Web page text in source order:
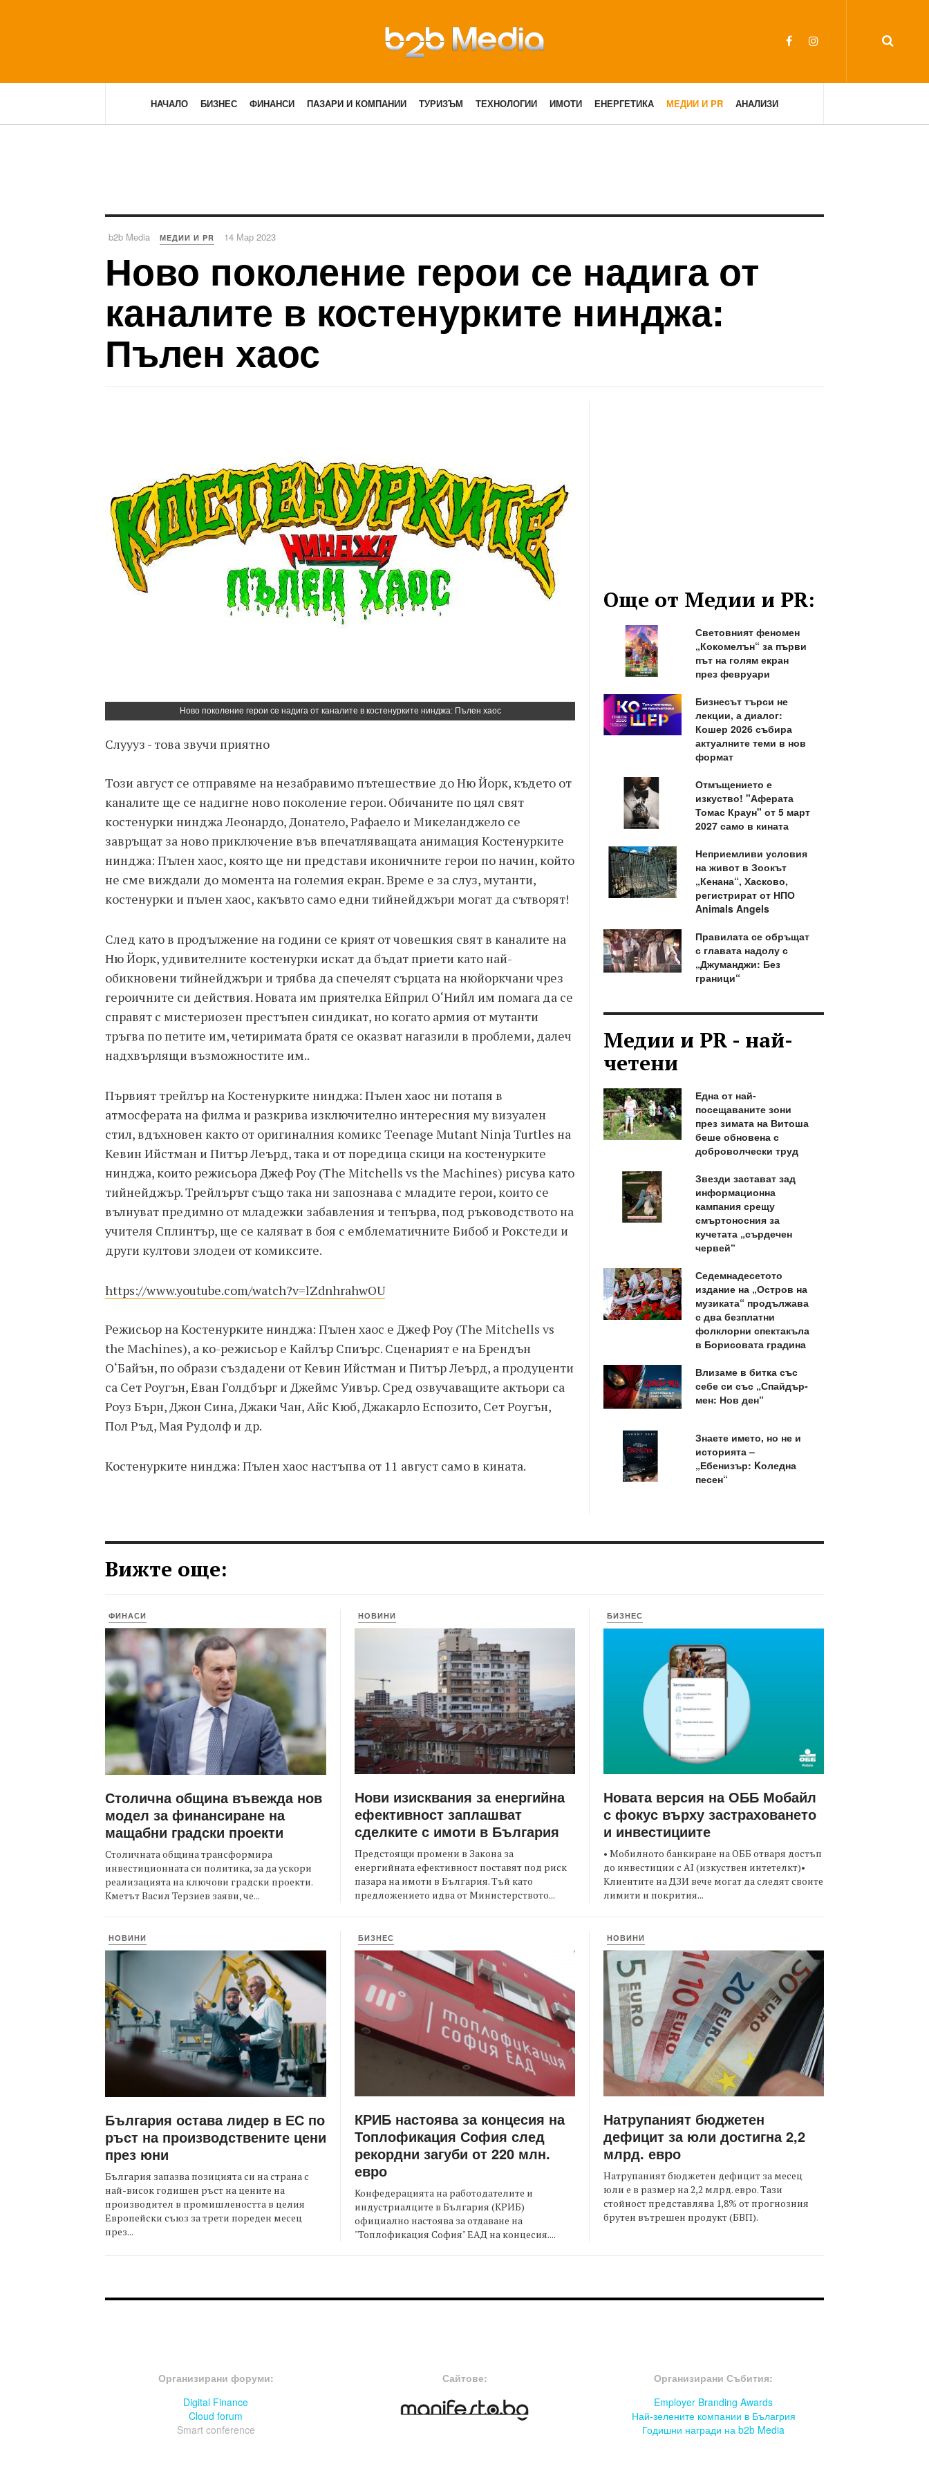
НАЧАЛО БИЗНЕС ФИНАНСИ ПАЗАРИ И КОМПАНИИ ТУРИЗЪМ ТЕХНОЛОГИИ ИМОТИ ЕНЕРГЕТИКА МЕДИИ И PR АНАЛИЗИ
b2b Media МЕДИИ И PR 14 Мар 2023
Ново поколение герои се надига от
каналите в костенурките нинджа:
Пълен хаос
Ново поколение герои се надига от каналите в костенурките нинджа: Пълен хаос
Слуууз - това звучи приятно
Този август се отправяме на незабравимо пътешествие до Ню Йорк, където от
каналите ще се надигне ново поколение герои. Обичаните по цял свят
костенурки нинджа Леонардо, Донатело, Рафаело и Микеланджело се
завръщат за ново приключение във впечатляващата анимация Костенурките
нинджа: Пълен хаос, която ще ни представи иконичните герои по начин, който
не сме виждали до момента на големия екран. Време е за слуз, мутанти,
костенурки и пълен хаос, какъвто само едни тийнейджъри могат да сътворят!
След като в продължение на години се крият от човешкия свят в каналите на
Ню Йорк, удивителните костенурки искат да бъдат приети като най-
обикновени тийнейджъри и трябва да спечелят сърцата на нюйоркчани чрез
героичните си действия. Новата им приятелка Ейприл О‘Нийл им помага да се
справят с мистериозен престъпен синдикат, но когато армия от мутанти
тръгва по петите им, четиримата братя се оказват нагазили в проблеми, далеч
надхвърлящи възможностите им..
Първият трейлър на Костенурките нинджа: Пълен хаос ни потапя в
атмосферата на филма и разкрива изключително интересния му визуален
стил, вдъхновен както от оригиналния комикс Teenage Mutant Ninja Turtles на
Кевин Ийстман и Питър Леърд, така и от поредица скици на костенурките
нинджа, които режисьора Джеф Роу (The Mitchells vs the Machines) рисува като
тийнейджър. Трейлърът също така ни запознава с младите герои, които се
вълнуват предимно от младежки забавления и тепърва, под ръководството на
учителя Сплинтър, ще се каляват в боя с емблематичните Бибоб и Рокстеди и
други култови злодеи от комиксите.
https://www.youtube.com/watch?v=lZdnhrahwOU
Режисьор на Костенурките нинджа: Пълен хаос е Джеф Роу (The Mitchells vs
the Machines), а ко-режисьор е Кайлър Спиърс. Сценарият е на Брендън
О‘Байън, по образи създадени от Кевин Ийстман и Питър Леърд, а продуценти
са Сет Роугън, Еван Голдбърг и Джеймс Уивър. Сред озвучаващите актьори са
Роуз Бърн, Джон Сина, Джаки Чан, Айс Кюб, Джакарло Еспозито, Сет Роугън,
Пол Ръд, Мая Рудолф и др.
Костенурките нинджа: Пълен хаос настъпва от 11 август само в кината.
Още от Медии и PR:
Световният феномен
„Кокомелън“ за първи
път на голям екран
през февруари
Бизнесът търси не
лекции, а диалог:
Кошер 2026 събира
актуалните теми в нов
формат
Отмъщението е
изкуство! "Аферата
Томас Краун" от 5 март
2027 само в кината
Неприемливи условия
на живот в Зоокът
„Кенана“, Хасково,
регистрират от НПО
Animals Angels
Правилата се обръщат
с главата надолу с
„Джуманджи: Без
граници“
Медии и PR - най-
четени
Една от най-
посещаваните зони
през зимата на Витоша
беше обновена с
доброволчески труд
Звезди застават зад
информационна
кампания срещу
смъртоносния за
кучетата „сърдечен
червей“
Седемнадесетото
издание на „Остров на
музиката“ продължава
с два безплатни
фолклорни спектакъла
в Борисовата градина
Влизаме в битка със
себе си със „Спайдър-
мен: Нов ден“
Знаете името, но не и
историята –
„Ебенизър: Kоледна
песен“
Вижте още:
ФИНАСИ
Столична община въвежда нов
модел за финансиране на
мащабни градски проекти
Столичната община трансформира
инвестиционната си политика, за да ускори
реализацията на ключови градски проекти.
Кметът Васил Терзиев заяви, че...
НОВИНИ
Нови изисквания за енергийна
ефективност заплашват
сделките с имоти в България
Предстоящи промени в Закона за
енергийната ефективност поставят под риск
пазара на имоти в България. Тъй като
предложението идва от Министерството...
БИЗНЕС
Новата версия на ОББ Мобайл
с фокус върху застраховането
и инвестициите
• Мобилното банкиране на ОББ отваря достъп
до инвестиции с AI (изкуствен интетелкт)•
Клиентите на ДЗИ вече могат да следят своите
лимити и покрития...
НОВИНИ
България остава лидер в ЕС по
ръст на производствените цени
през юни
България запазва позицията си на страна с
най-висок годишен ръст на цените на
производител в промишлеността в целия
Европейски съюз за трети пореден месец
през...
БИЗНЕС
КРИБ настоява за концесия на
Топлофикация София след
рекордни загуби от 220 млн.
евро
Конфедерацията на работодателите и
индустриалците в България (КРИБ)
официално настоява за отдаване на
"Топлофикация София" ЕАД на концесия....
НОВИНИ
Натрупаният бюджетен
дефицит за юли достигна 2,2
млрд. евро
Натрупаният бюджетен дефицит за месец
юли е в размер на 2,2 млрд. евро. Тази
стойност представлява 1,8% от прогнозния
брутен вътрешен продукт (БВП).
Организирани форуми:
Digital Finance
Cloud forum
Smart conference
Сайтове:
Организирани Събития:
Employer Branding Awards
Най-зелените компании в Бълагрия
Годишни награди на b2b Media